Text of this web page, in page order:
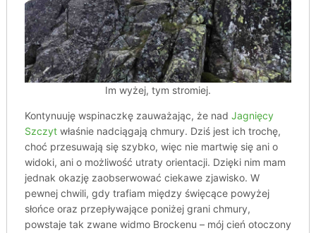
Im wyżej, tym stromiej.
Kontynuuję wspinaczkę zauważając, że nad Jagnięcy
Szczytwłaśnie nadciągają chmury. Dziś jest ich trochę,
choć przesuwają się szybko, więc nie martwię się ani o
widoki, ani o możliwość utraty orientacji. Dzięki nim mam
jednak okazję zaobserwować ciekawe zjawisko. W
pewnej chwili, gdy trafiam między święcące powyżej
słońce oraz przepływające poniżej grani chmury,
powstaje tak zwane widmo Brockenu – mój cień otoczony